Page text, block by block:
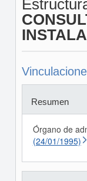
Resumen
Órgano de
(24/01/1995)